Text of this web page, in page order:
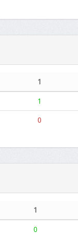
1
1
0
1
0